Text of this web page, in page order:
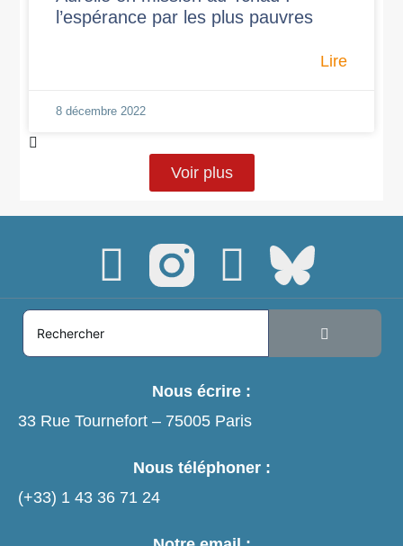
l’espérance par les plus pauvres
Lire
8 décembre 2022
Voir plus
Nous écrire :
33 Rue Tournefort – 75005 Paris
Nous téléphoner :
(+33) 1 43 36 71 24